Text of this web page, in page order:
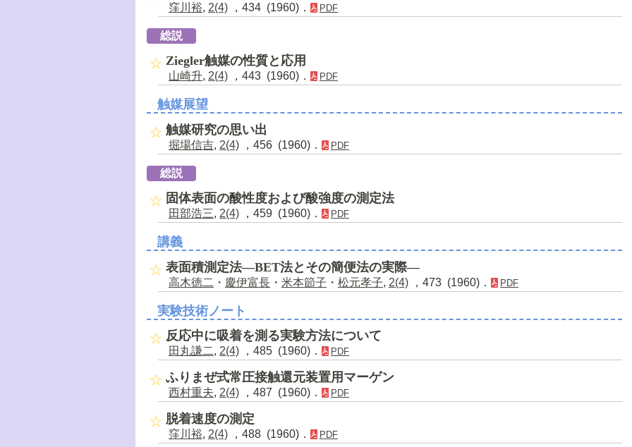
窪川裕, 2(4) ，434 (1960)． PDF
総説
Ziegler触媒の性質と応用
山崎升, 2(4) ，443 (1960)． PDF
触媒展望
触媒研究の思い出
掘場信吉, 2(4) ，456 (1960)． PDF
総説
固体表面の酸性度および酸強度の測定法
田部浩三, 2(4) ，459 (1960)． PDF
講義
表面積測定法―BET法とその簡便法の実際―
高木徳二 ・ 慶伊富長 ・ 米本節子 ・ 松元孝子, 2(4) ，473 (1960)． PDF
実験技術ノート
反応中に吸着を測る実験方法について
田丸謙二, 2(4) ，485 (1960)． PDF
ふりまぜ式常圧接触還元装置用マーゲン
西村重夫, 2(4) ，487 (1960)． PDF
脱着速度の測定
窪川裕, 2(4) ，488 (1960)． PDF